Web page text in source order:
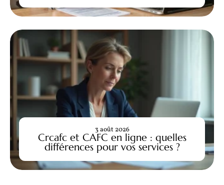
Crcafc et CAFC en ligne : quelles
différences pour vos services ?
3 août 2026